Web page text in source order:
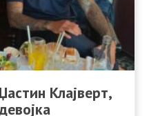
Клајверт,